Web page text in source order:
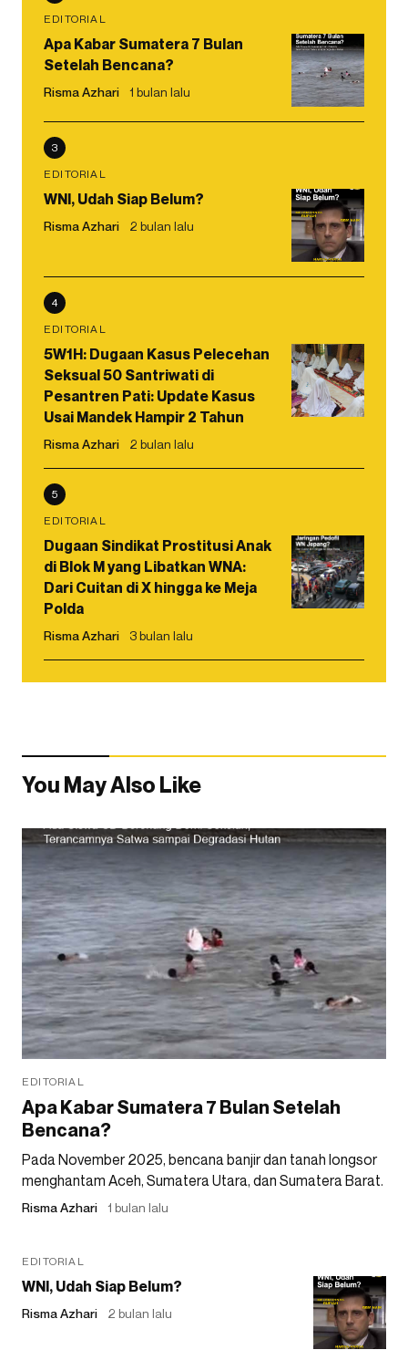
EDITORIAL
Apa Kabar Sumatera 7 Bulan
Setelah Bencana?
Risma Azhari 1 bulan lalu
3
EDITORIAL
WNI, Udah Siap Belum?
Risma Azhari 2 bulan lalu
4
EDITORIAL
5W1H: Dugaan Kasus Pelecehan
Seksual 50 Santriwati di
Pesantren Pati: Update Kasus
Usai Mandek Hampir 2 Tahun
Risma Azhari 2 bulan lalu
5
EDITORIAL
Dugaan Sindikat Prostitusi Anak
di Blok M yang Libatkan WNA:
Dari Cuitan di X hingga ke Meja
Polda
Risma Azhari 3 bulan lalu
You May Also Like
EDITORIAL
Apa Kabar Sumatera 7 Bulan Setelah
Bencana?
Pada November 2025, bencana banjir dan tanah longsor
menghantam Aceh, Sumatera Utara, dan Sumatera Barat.
Risma Azhari 1 bulan lalu
EDITORIAL
WNI, Udah Siap Belum?
Risma Azhari 2 bulan lalu